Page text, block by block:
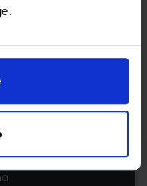
o novim
i drugim